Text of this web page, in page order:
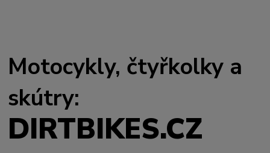
Motocykly, čtyřkolky a
skútry:
DIRTBIKES.CZ